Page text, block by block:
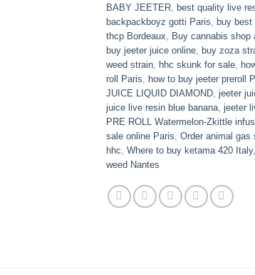
BABY JEETER best quality live
backpackboyz gotti Paris buy best
thcp Bordeaux
Buy cannabis shop
buy jeeter juice online buy zoza
weed strain hhc skunk for sale
roll Paris
how to buy jeeter preroll
JUICE LIQUID DIAMOND jeeter
juice live resin blue banana jeeter
PRE ROLL Watermelon-Zkittle
sale online Paris Order animal gas
hhc Where to buy ketama 420 Italy,
weed Nantes